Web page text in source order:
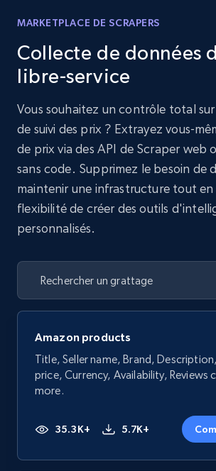
MARKETPLACE DE SCRAPERS
Collecte de données
libre-service
Vous souhaitez un contrôle total
de suivi des prix ? Extrayez vous-
de prix via des API de Scraper web
sans code. Supprimez le besoin de
maintenir une infrastructure tout
flexibilité de créer des outils
personnalisés.
Amazon products
Title, Seller name, Brand,
price, Currency, Availability, Reviews
more.
35.3K+ 5.7K+